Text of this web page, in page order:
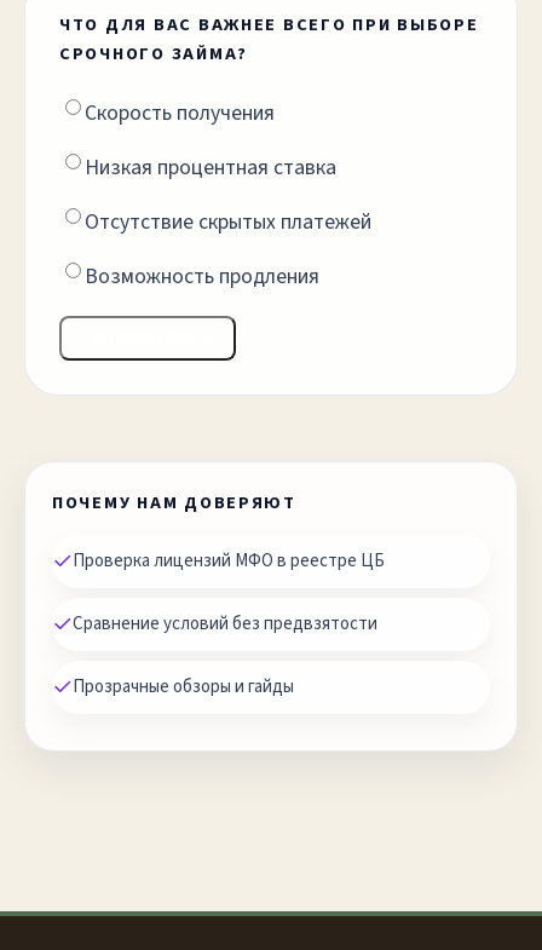
ЧТО ДЛЯ ВАС ВАЖНЕЕ ВСЕГО ПРИ ВЫБОРЕ
СРОЧНОГО ЗАЙМА?
Скорость получения
Низкая процентная ставка
Отсутствие скрытых платежей
Возможность продления
ПОЧЕМУ НАМ ДОВЕРЯЮТ
✓Проверка лицензий МФО в реестре ЦБ
✓Сравнение условий без предвзятости
✓Прозрачные обзоры и гайды